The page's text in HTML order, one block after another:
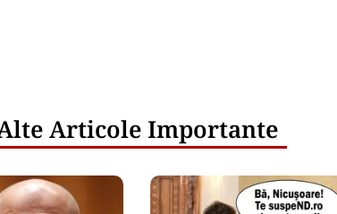
Articole Importante